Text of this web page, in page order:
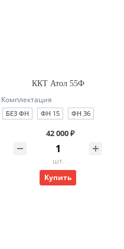
ККТ Атол 55Ф
Комплектация
БЕЗ ФН ФН 15 ФН 36
42 000 ₽
шт.
Купить